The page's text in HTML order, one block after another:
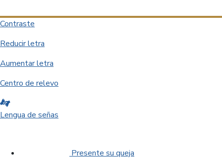
Contraste
Reducir letra
Aumentar letra
Centro de relevo
Lengua de señas
Presente su queja